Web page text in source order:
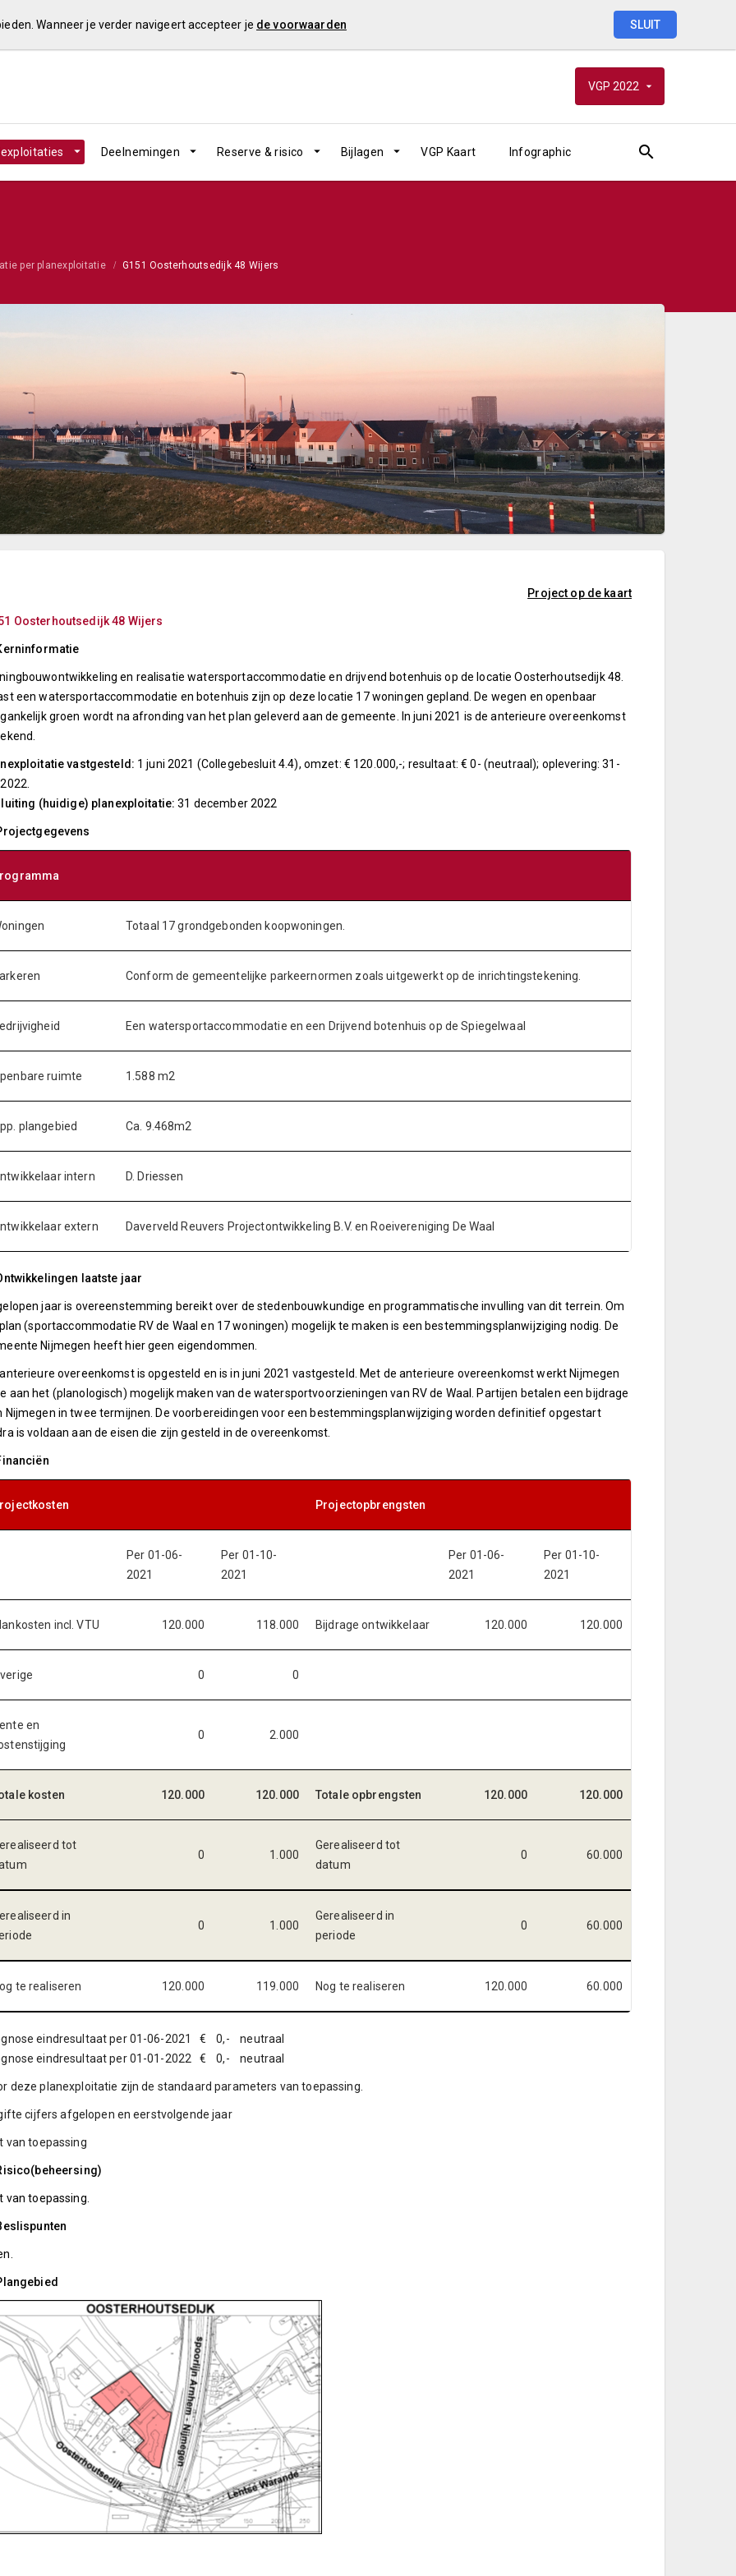
Wanneer je verder navigeert accepteer je de voorwaarden SLUIT
VGP 2022
Deelnemingen Reserve & risico Bijlagen VGP Kaart Infographic
per planexploitatie G151 Oosterhoutsedijk 48 Wijers
Project op de kaart
Oosterhoutsedijk 48 Wijers
en realisatie watersportaccommodatie en drijvend botenhuis op de locatie Oosterhoutsedijk 48.
een watersportaccommodatie en botenhuis zijn op deze locatie 17 woningen gepland. De wegen en openbaar
groen wordt na afronding van het plan geleverd aan de gemeente. In juni 2021 is de anterieure overeenkomst
vastgesteld: 1 juni 2021 (Collegebesluit 4.4), omzet: € 120.000,-; resultaat: € 0- (neutraal); oplevering: 31-
(huidige) planexploitatie: 31 december 2022
Totaal 17 grondgebonden koopwoningen.
Conform de gemeentelijke parkeernormen zoals uitgewerkt op de inrichtingstekening.
Een watersportaccommodatie en een Drijvend botenhuis op de Spiegelwaal
ruimte 1.588 m2
plangebied Ca. 9.468m2
intern D. Driessen
extern Daverveld Reuvers Projectontwikkeling B.V. en Roeivereniging De Waal
laatste jaar
jaar is overeenstemming bereikt over de stedenbouwkundige en programmatische invulling van dit terrein. Om
(sportaccommodatie RV de Waal en 17 woningen) mogelijk te maken is een bestemmingsplanwijziging nodig. De
Nijmegen heeft hier geen eigendommen.
anterieure overeenkomst is opgesteld en is in juni 2021 vastgesteld. Met de anterieure overeenkomst werkt Nijmegen
aan het (planologisch) mogelijk maken van de watersportvoorzieningen van RV de Waal. Partijen betalen een bijdrage
Nijmegen in twee termijnen. De voorbereidingen voor een bestemmingsplanwijziging worden definitief opgestart
is voldaan aan de eisen die zijn gesteld in de overeenkomst.
Projectopbrengsten
Per 01-06-
2021
Per 01-10-
2021
Per 01-06-
2021
Per 01-10-
2021
incl. VTU 120.000 118.000 Bijdrage ontwikkelaar 120.000 120.000
0 0
en
0 2.000
kosten 120.000 120.000 Totale opbrengsten 120.000 120.000
tot
0 1.000
Gerealiseerd tot
datum
0 60.000
in
0 1.000
Gerealiseerd in
periode
0 60.000
te realiseren 120.000 119.000 Nog te realiseren 120.000 60.000
eindresultaat per 01-06-2021 € 0,- neutraal
eindresultaat per 01-01-2022 € 0,- neutraal
deze planexploitatie zijn de standaard parameters van toepassing.
cijfers afgelopen en eerstvolgende jaar
van toepassing
van toepassing.